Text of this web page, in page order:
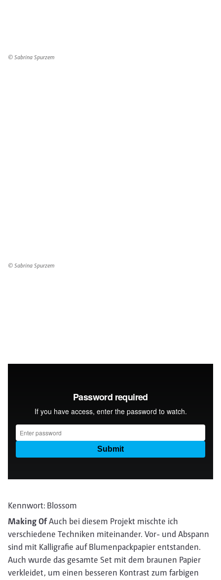
© Sabrina Spurzem
© Sabrina Spurzem
Kennwort: Blossom
Making OfAuch bei diesem Projekt mischte ich
verschiedene Techniken miteinander. Vor- und Abspann
sind mit Kalligrafie auf Blumenpackpapier entstanden.
Auch wurde das gesamte Set mit dem braunen Papier
verkleidet, um einen besseren Kontrast zum farbigen